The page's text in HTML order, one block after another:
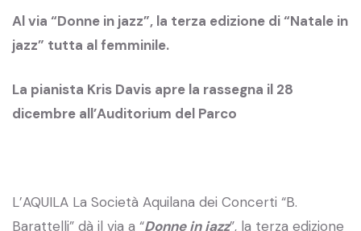
Al via “Donne in jazz”, la terza edizione di “Natale in
jazz” tutta al femminile.
La pianista Kris Davis apre la rassegna il 28
dicembre all’Auditorium del Parco
L’AQUILA La Società Aquilana dei Concerti “B.
Barattelli” dà il via a “Donne in jazz”, la terza edizione